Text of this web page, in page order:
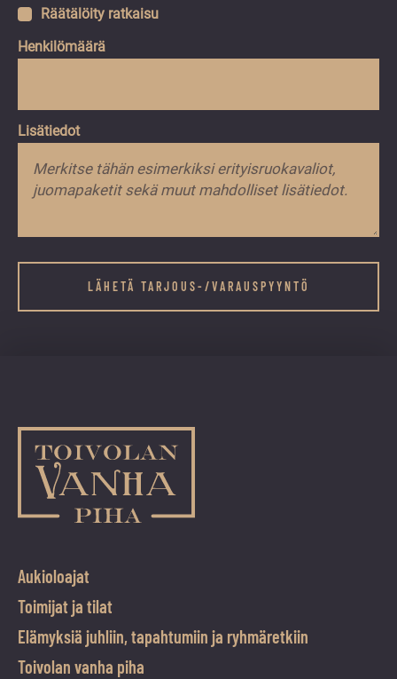
Räätälöity ratkaisu
Henkilömäärä
Lisätiedot
tulee
jättää
koskemattomaksi.
Aukioloajat
Toimijat ja tilat
Elämyksiä juhliin, tapahtumiin ja ryhmäretkiin
Toivolan vanha piha